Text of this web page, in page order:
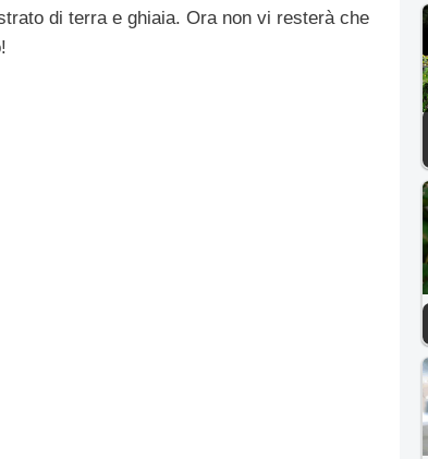
di terra e ghiaia. Ora non vi resterà che